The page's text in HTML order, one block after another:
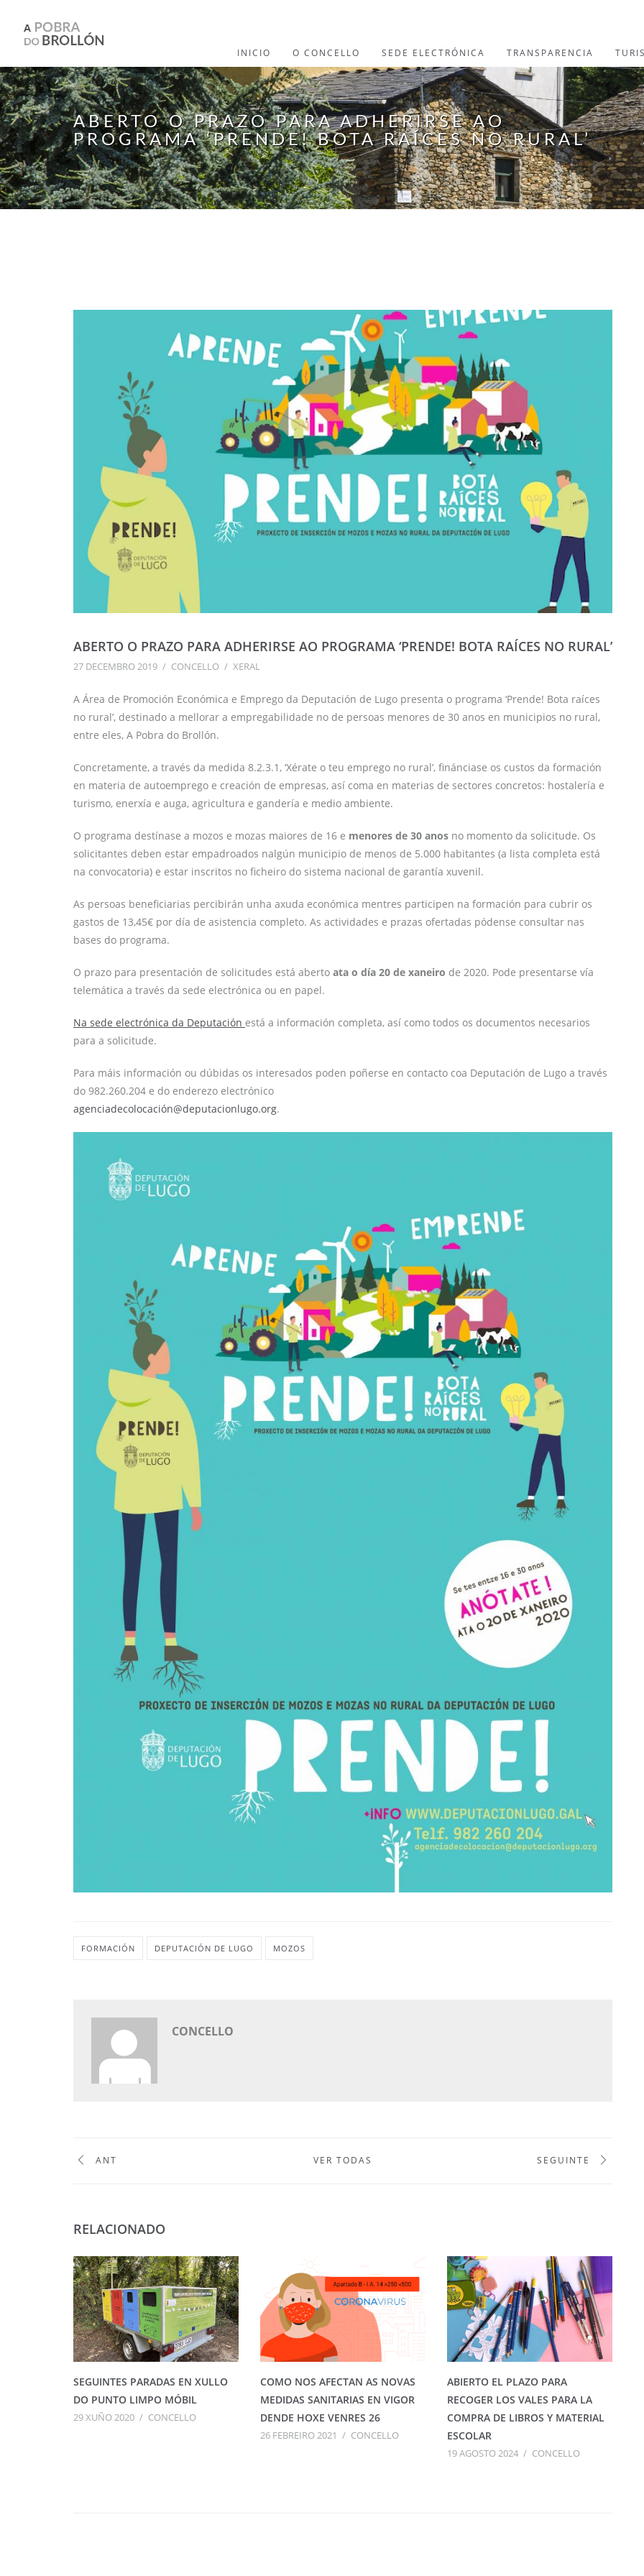
INICIO O CONCELLO SEDE ELECTRÓNICA TRANSPARENCIA
ABERTO O PRAZO PARA ADHERIRSE AO
PROGRAMA ‘PRENDE! BOTA RAÍCES NO RURAL’
ABERTO O PRAZO PARA ADHERIRSE AO PROGRAMA ‘PRENDE! BOTA RAÍCES NO RURAL’
27 DECEMBRO 2019 / CONCELLO / XERAL
A Área de Promoción Económica e Emprego da Deputación de Lugo presenta o programa ‘Prende! Bota raíces
no rural’, destinado a mellorar a empregabilidade no de persoas menores de 30 anos en municipios no rural,
entre eles, A Pobra do Brollón.
Concretamente, a través da medida 8.2.3.1, ‘Xérate o teu emprego no rural’, finánciase os custos da formación
en materia de autoemprego e creación de empresas, así coma en materias de sectores concretos: hostalería e
turismo, enerxía e auga, agricultura e gandería e medio ambiente.
O programa destínase a mozos e mozas maiores de 16 e menores de 30 anos no momento da solicitude. Os
solicitantes deben estar empadroados nalgún municipio de menos de 5.000 habitantes (a lista completa está
na convocatoria) e estar inscritos no ficheiro do sistema nacional de garantía xuvenil.
As persoas beneficiarias percibirán unha axuda económica mentres participen na formación para cubrir os
gastos de 13,45€ por día de asistencia completo. As actividades e prazas ofertadas pódense consultar nas
bases do programa.
O prazo para presentación de solicitudes está aberto ata o día 20 de xaneiro de 2020. Pode presentarse vía
telemática a través da sede electrónica ou en papel.
Na sede electrónica da Deputación está a información completa, así como todos os documentos necesarios
para a solicitude.
Para máis información ou dúbidas os interesados poden poñerse en contacto coa Deputación de Lugo a través
do 982.260.204 e do enderezo electrónico
agenciadecolocación@deputacionlugo.org.
FORMACIÓN DEPUTACIÓN DE LUGO MOZOS
CONCELLO
ANT VER TODAS SEGUINTE
RELACIONADO
SEGUINTES PARADAS EN XULLO
DO PUNTO LIMPO MÓBIL
29 XUÑO 2020 / CONCELLO
COMO NOS AFECTAN AS NOVAS
MEDIDAS SANITARIAS EN VIGOR
DENDE HOXE VENRES 26
26 FEBREIRO 2021 / CONCELLO
ABIERTO EL PLAZO PARA
RECOGER LOS VALES PARA LA
COMPRA DE LIBROS Y MATERIAL
ESCOLAR
19 AGOSTO 2024 / CONCELLO